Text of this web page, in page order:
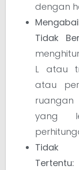
dengan
Tidak
L atau
atau
yang
Tidak
Tertentu: